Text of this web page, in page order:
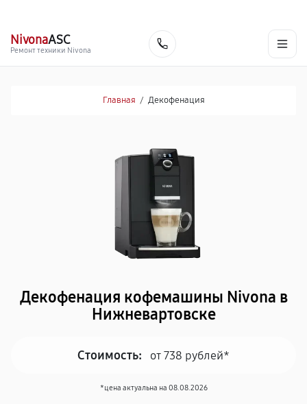
NivonaASC
Ремонт техники Nivona
Главная / Декофенация
Декофенация кофемашины Nivona в
Нижневартовске
Стоимость: от 738 рублей*
*цена актуальна на 08.08.2026